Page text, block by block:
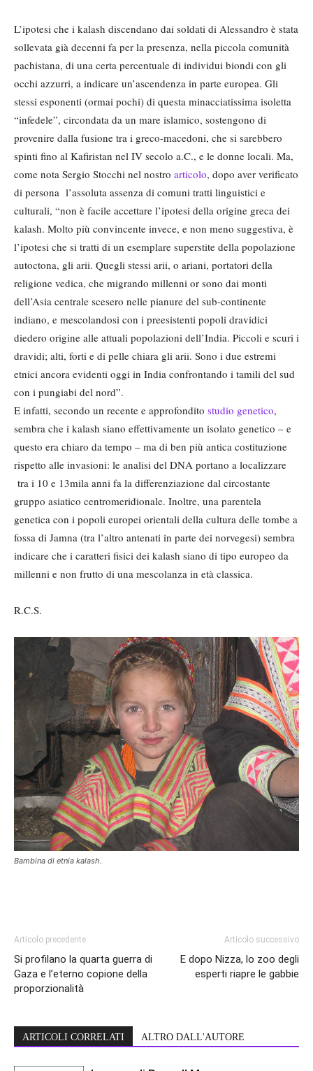
L’ipotesi che i kalash discendano dai soldati di Alessandro è stata
sollevata già decenni fa per la presenza, nella piccola comunità
pachistana, di una certa percentuale di individui biondi con gli
occhi azzurri, a indicare un’ascendenza in parte europea. Gli
stessi esponenti (ormai pochi) di questa minacciatissima isoletta
“infedele”, circondata da un mare islamico, sostengono di
provenire dalla fusione tra i greco-macedoni, che si sarebbero
spinti fino al Kafiristan nel IV secolo a.C., e le donne locali. Ma,
come nota Sergio Stocchi nel nostro articolo, dopo aver verificato
di persona l’assoluta assenza di comuni tratti linguistici e
culturali, “non è facile accettare l’ipotesi della origine greca dei
kalash. Molto più convincente invece, e non meno suggestiva, è
l’ipotesi che si tratti di un esemplare superstite della popolazione
autoctona, gli arii. Quegli stessi arii, o ariani, portatori della
religione vedica, che migrando millenni or sono dai monti
dell’Asia centrale scesero nelle pianure del sub-continente
indiano, e mescolandosi con i preesistenti popoli dravidici
diedero origine alle attuali popolazioni dell’India. Piccoli e scuri i
dravidi; alti, forti e di pelle chiara gli arii. Sono i due estremi
etnici ancora evidenti oggi in India confrontando i tamili del sud
con i pungiabi del nord”.
E infatti, secondo un recente e approfondito studio genetico,
sembra che i kalash siano effettivamente un isolato genetico – e
questo era chiaro da tempo – ma di ben più antica costituzione
rispetto alle invasioni: le analisi del DNA portano a localizzare
tra i 10 e 13mila anni fa la differenziazione dal circostante
gruppo asiatico centromeridionale. Inoltre, una parentela
genetica con i popoli europei orientali della cultura delle tombe a
fossa di Jamna (tra l’altro antenati in parte dei norvegesi) sembra
indicare che i caratteri fisici dei kalash siano di tipo europeo da
millenni e non frutto di una mescolanza in età classica.
R.C.S.
Bambina di etnia kalash.
Articolo precedente
Si profilano la quarta guerra di
Gaza e l’eterno copione della
proporzionalità
Articolo successivo
E dopo Nizza, lo zoo degli
esperti riapre le gabbie
ARTICOLI CORRELATI ALTRO DALL'AUTORE